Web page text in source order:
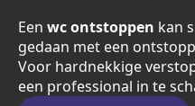
Een wc ontstoppen kan
gedaan met een
Voor hardnekkige
een professional in te